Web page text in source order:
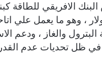
الافريقي للطاقة
5 مليارات دولار ، وهو ما
البترول والغاز ،
في ظل تحديات عدم